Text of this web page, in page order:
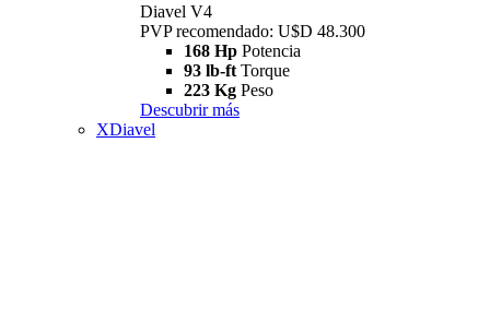
Diavel V4
PVP recomendado: U$D 48.300
168 Hp Potencia
93 lb-ft Torque
223 Kg Peso
Descubrir más
XDiavel